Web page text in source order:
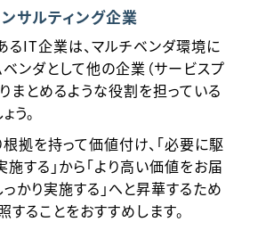
サルティング企業
るIT企業は、マルチベンダ環境に
ンダとして他の企業（サービスプ
まとめるような役割を担っている
う。
拠を持って価値付け、「必要に駆
する」から「より高い価値をお届
かり実施する」へと昇華するため
ることをおすすめします。